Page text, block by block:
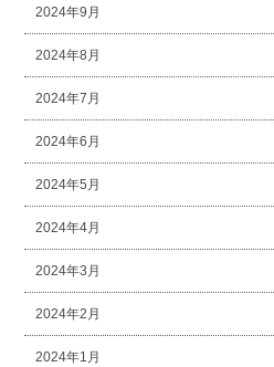
2024年9月
2024年8月
2024年7月
2024年6月
2024年5月
2024年4月
2024年3月
2024年2月
2024年1月